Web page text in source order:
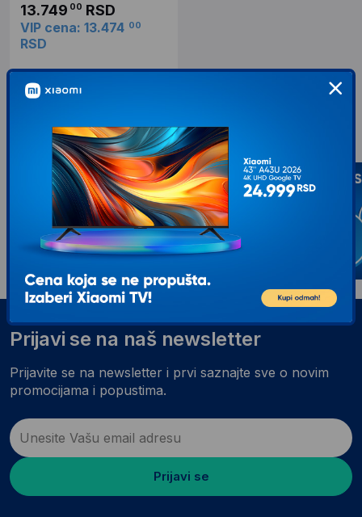
13.749 00 RSD
VIP cena: 13.474 00
RSD
Prijavi se na naš newsletter
Prijavite se na newsletter i prvi saznajte sve o novim
promocijama i popustima.
Prijavi se